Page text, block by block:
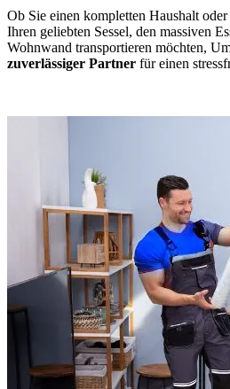
Ob Sie einen kompletten Haushalt
Ihren geliebten Sessel, den massiven
Wohnwand transportieren möchten,
zuverlässiger Partner für einen